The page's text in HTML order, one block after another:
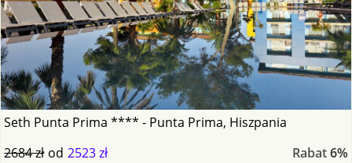
Seth Punta Prima **** - Punta Prima, Hiszpania
2684 zł od 2523 zł Rabat6%